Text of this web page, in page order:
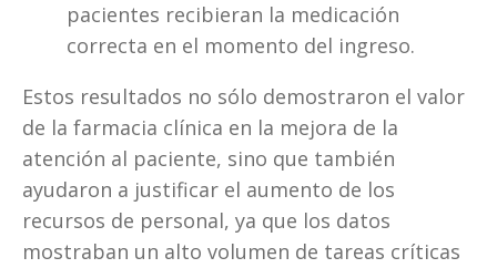
pacientes recibieran la medicación
correcta en el momento del ingreso.
Estos resultados no sólo demostraron el valor
de la farmacia clínica en la mejora de la
atención al paciente, sino que también
ayudaron a justificar el aumento de los
recursos de personal, ya que los datos
mostraban un alto volumen de tareas críticas